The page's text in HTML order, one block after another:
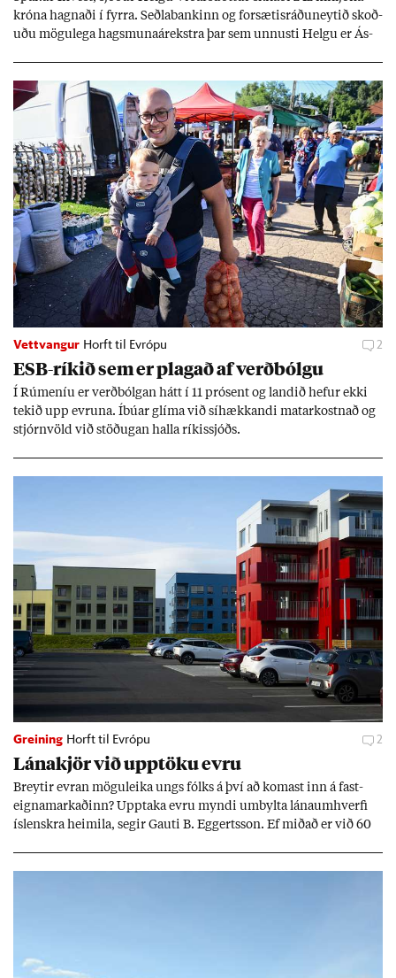
króna hagn­aði í fyrra. Seðla­bank­inn og for­sæt­is­ráðu­neyt­ið skoð­
uðu mögu­lega hags­muna­árekstra þar sem unnusti Helgu er Ás­
Vettvangur Horft til Evrópu 2
ESB-rík­ið sem er plag­að af verð­bólgu
Í Rúm­en­íu er verð­bólg­an hátt í 11 pró­sent og land­ið hef­ur ekki
tek­ið upp evr­una. Íbú­ar glíma við sí­hækk­andi mat­ar­kostn­að og
stjórn­völd við stöð­ug­an halla rík­is­sjóðs.
Greining Horft til Evrópu 2
Lána­kjör við upp­töku evru
Breyt­ir evr­an mögu­leika ungs fólks á því að kom­ast inn á fast­
eigna­mark­að­inn? Upp­taka evru myndi um­bylta lánaum­hverfi
ís­lenskra heim­ila, seg­ir Gauti B. Eggerts­son. Ef mið­að er við 60